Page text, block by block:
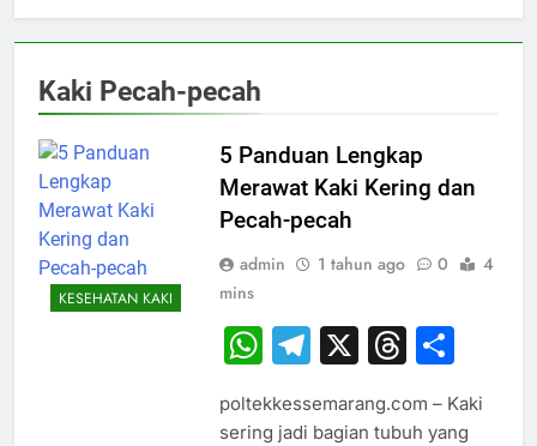
Kaki Pecah-pecah
KESEHATAN KAKI
5 Panduan Lengkap
Merawat Kaki Kering dan
Pecah-pecah
admin 1 tahun ago 0
4
mins
WhatsApp
Telegram
X
poltekkessemarang.com – Kaki
sering jadi bagian tubuh yang